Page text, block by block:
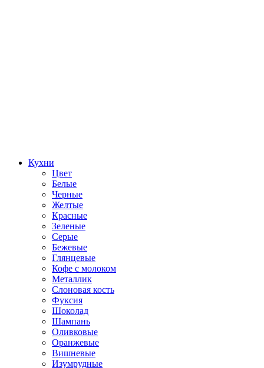
Кухни
Цвет
Белые
Черные
Желтые
Красные
Зеленые
Серые
Бежевые
Глянцевые
Кофе с молоком
Металлик
Слоновая кость
Фуксия
Шоколад
Шампань
Оливковые
Оранжевые
Вишневые
Изумрудные